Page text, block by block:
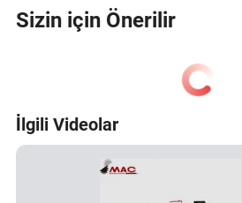
Sizin için Önerilir
İlgili Videolar